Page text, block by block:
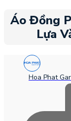
Áo Đồng
Lựa
Hoa Phat